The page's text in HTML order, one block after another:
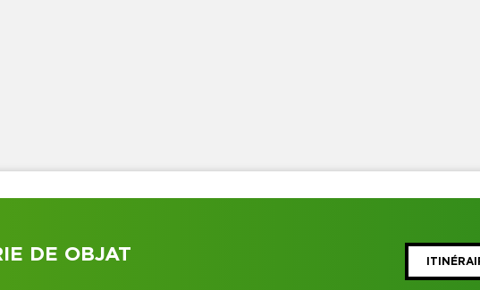
DE OBJAT